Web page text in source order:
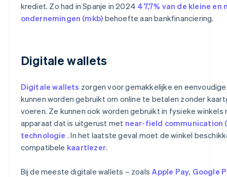
krediet. Zo had in Spanje in 2024 47,7% van de kleine
ondernemingen (mkb) behoefte aan bankfinanciering.
Digitale wallets
Digitale wallets zorgen voor gemakkelijke en
kunnen worden gebruikt om online te betalen zonder
voeren. Ze kunnen ook worden gebruikt in fysieke winkels
apparaat dat is uitgerust met near-field communication
technologie . In het laatste geval moet de winkel
compatibele kaartlezer.
Bij de meeste digitale wallets – zoals Apple Pay, Google